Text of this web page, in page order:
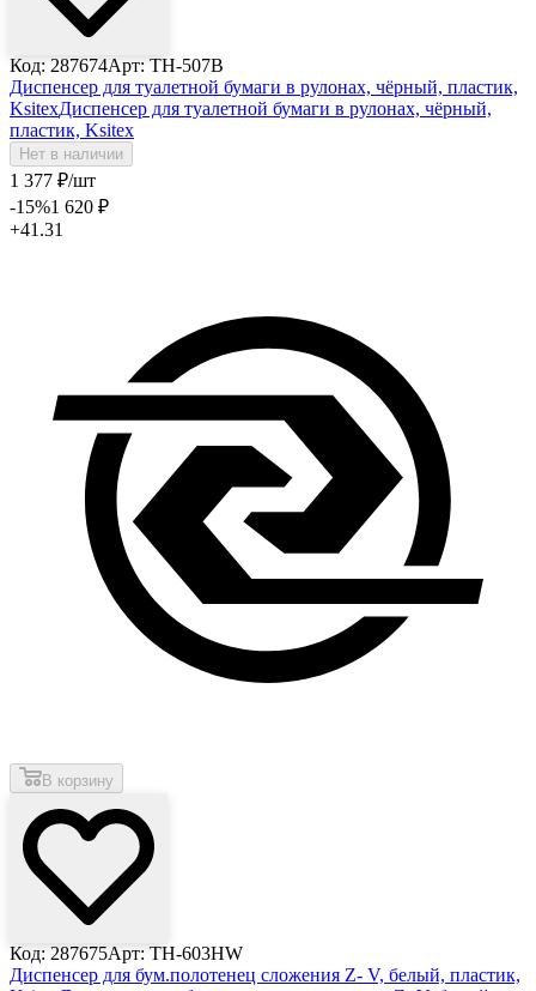
Код: 287674Арт: ТH-507B
Диспенсер для туалетной бумаги в рулонах, чёрный, пластик,
KsitexДиспенсер для туалетной бумаги в рулонах, чёрный,
пластик, Ksitex
Нет в наличии
1 377 ₽/шт
-15%1 620 ₽
+41.31
В корзину
Код: 287675Арт: TH-603HW
Диспенсер для бум.полотенец сложения Z- V, белый, пластик,